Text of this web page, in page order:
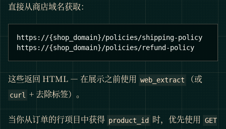
直接从商店域名获取：
https://{shop_domain}/policies/shipping-policy
https://{shop_domain}/policies/refund-policy
这些返回 HTML — 在展示之前使用 web_extract （或
curl + 去除标签）。
当你从订单的行项目中获得 product_id 时，优先使用 GET